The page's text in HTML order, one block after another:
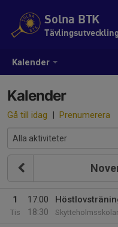
Kalender
Solna BTK
Kalender
Gå till idag | Prenumerera
1
Tis
17:00
18:30